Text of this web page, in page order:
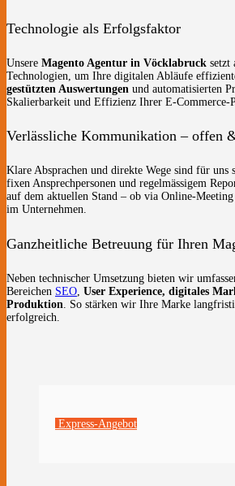
Technologie als Erfolgsfaktor
Unsere Magento Agentur in Vöcklabruck setzt
Technologien, um Ihre digitalen Abläufe
gestützten Auswertungen und automatisierten
Skalierbarkeit und Effizienz Ihrer E-Commerce-
Verlässliche Kommunikation – offen
Klare Absprachen und direkte Wege sind für uns
fixen Ansprechpersonen und regelmässigem
auf dem aktuellen Stand – ob via Online-
im Unternehmen.
Ganzheitliche Betreuung für Ihren
Neben technischer Umsetzung bieten wir
Bereichen SEO, User Experience, digitales
Produktion. So stärken wir Ihre Marke
erfolgreich.
Express-Angebot